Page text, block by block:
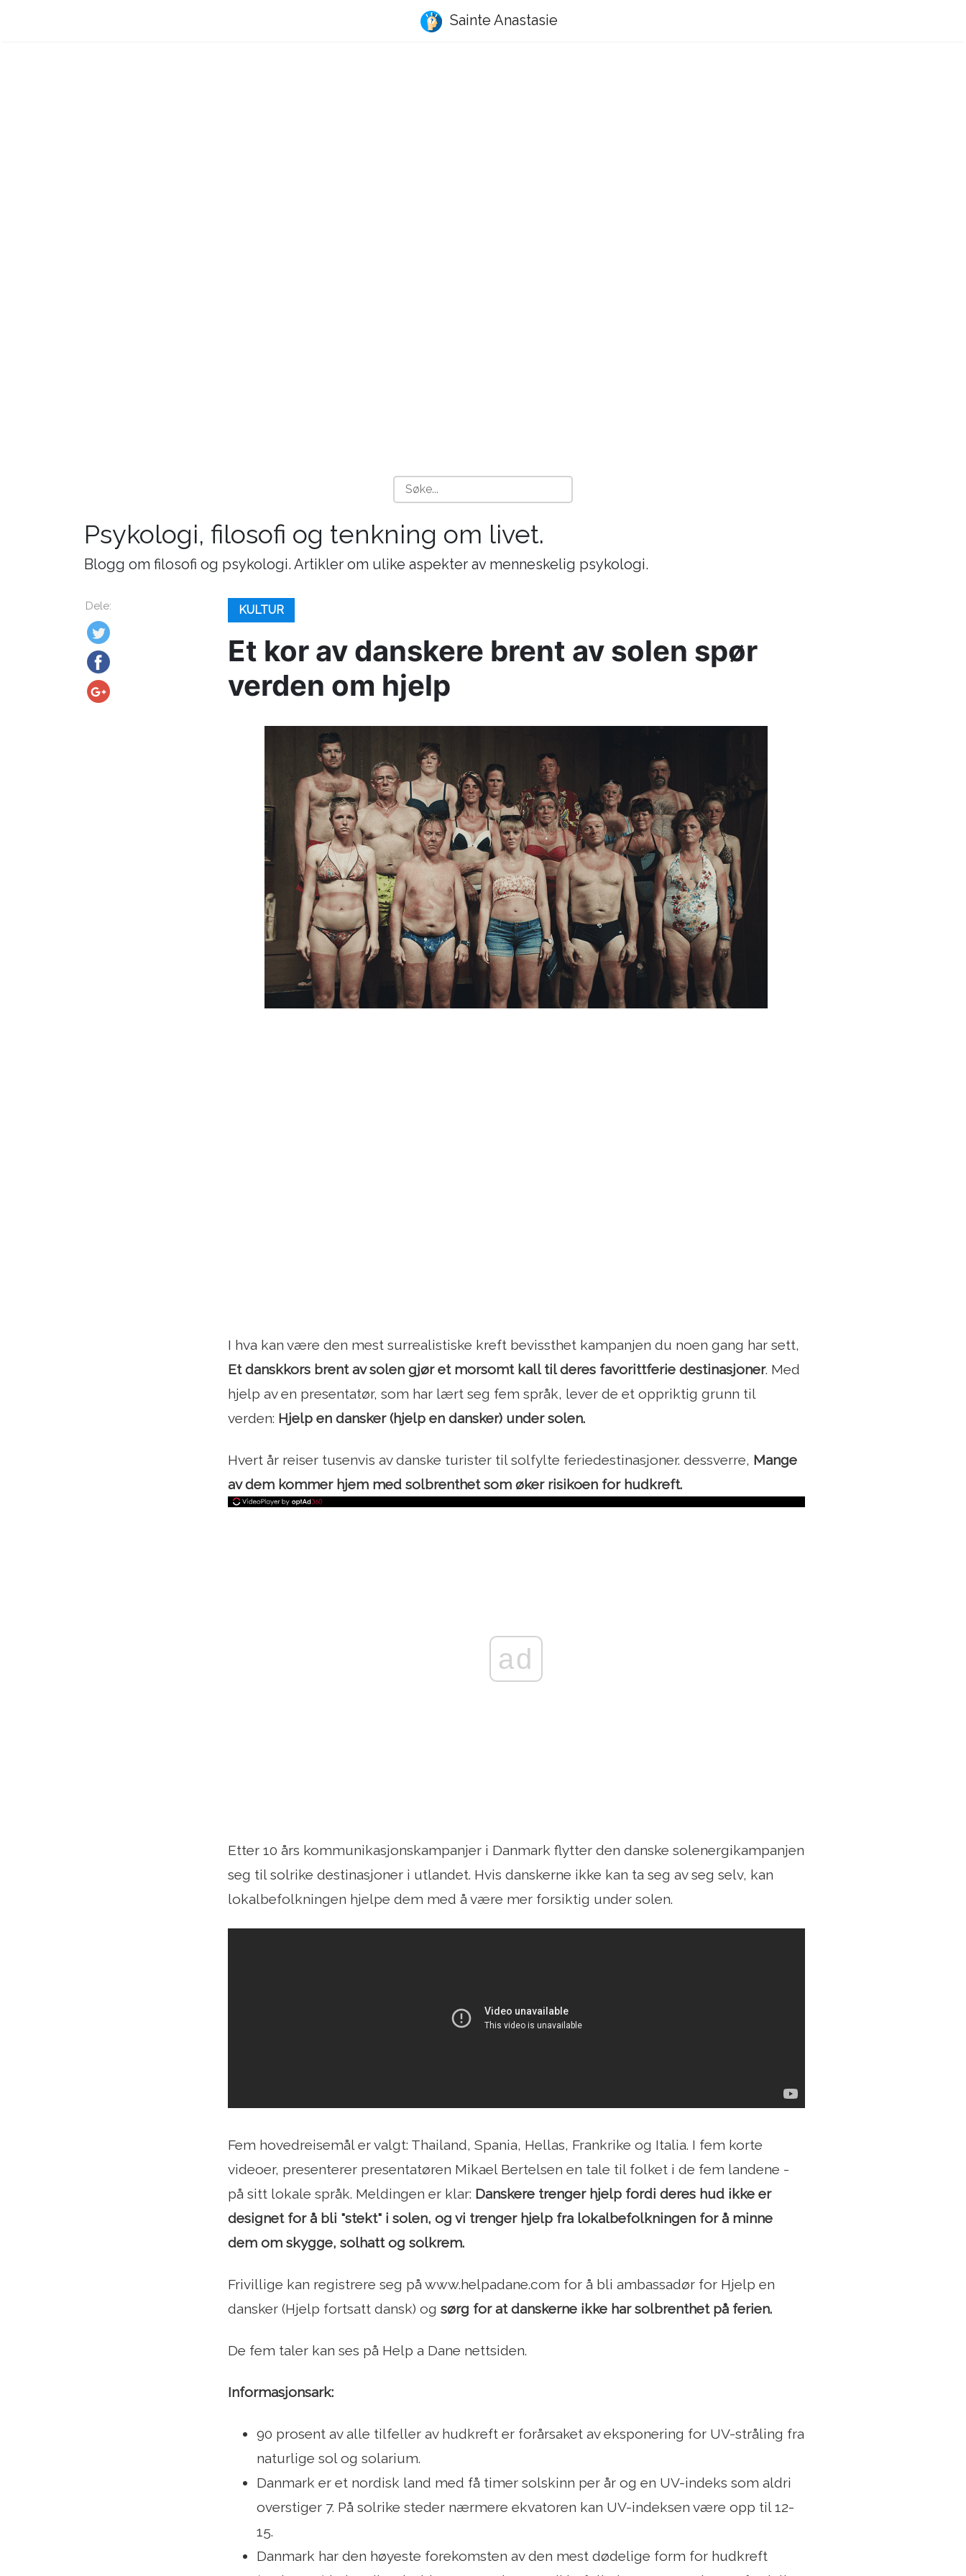
Sainte Anastasie
Psykologi, filosofi og tenkning om livet.
Blogg om filosofi og psykologi. Artikler om ulike aspekter av menneskelig psykologi.
Dele: KULTUR
Et kor av danskere brent av solen spør
verden om hjelp
I hva kan være den mest surrealistiske kreft bevissthet kampanjen du noen gang har sett,
Et danskkors brent av solen gjør et morsomt kall til deres favorittferie destinasjoner. Med
hjelp av en presentatør, som har lært seg fem språk, lever de et oppriktig grunn til
verden: Hjelp en dansker (hjelp en dansker) under solen.
Hvert år reiser tusenvis av danske turister til solfylte feriedestinasjoner. dessverre, Mange
av dem kommer hjem med solbrenthet som øker risikoen for hudkreft.
ad
Etter 10 års kommunikasjonskampanjer i Danmark flytter den danske solenergikampanjen
seg til solrike destinasjoner i utlandet. Hvis danskerne ikke kan ta seg av seg selv, kan
lokalbefolkningen hjelpe dem med å være mer forsiktig under solen.
Fem hovedreisemål er valgt: Thailand, Spania, Hellas, Frankrike og Italia. I fem korte
videoer, presenterer presentatøren Mikael Bertelsen en tale til folket i de fem landene -
på sitt lokale språk. Meldingen er klar: Danskere trenger hjelp fordi deres hud ikke er
designet for å bli "stekt" i solen, og vi trenger hjelp fra lokalbefolkningen for å minne
dem om skygge, solhatt og solkrem.
Frivillige kan registrere seg på www.helpadane.com for å bli ambassadør for Hjelp en
dansker (Hjelp fortsatt dansk) og sørg for at danskerne ikke har solbrenthet på ferien.
De fem taler kan ses på Help a Dane nettsiden.
Informasjonsark:
90 prosent av alle tilfeller av hudkreft er forårsaket av eksponering for UV-stråling fra
naturlige sol og solarium.
Danmark er et nordisk land med få timer solskinn per år og en UV-indeks som aldri
overstiger 7. På solrike steder nærmere ekvatoren kan UV-indeksen være opp til 12-
15.
Danmark har den høyeste forekomsten av den mest dødelige form for hudkreft